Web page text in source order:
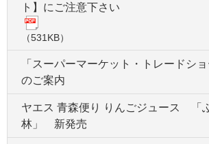
ト】にご注意下さい
（531KB）
「スーパーマーケット・トレードシ
のご案内
ヤエス 青森便り りんごジュース 「
林」 新発売